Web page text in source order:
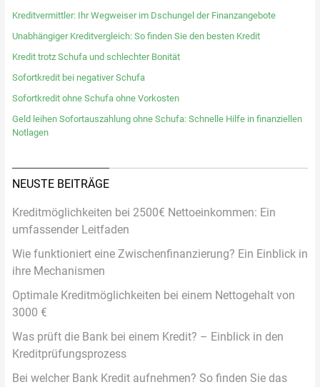
Kreditvermittler: Ihr Wegweiser im Dschungel der Finanzangebote
Unabhängiger Kreditvergleich: So finden Sie den besten Kredit
Kredit trotz Schufa und schlechter Bonität
Sofortkredit bei negativer Schufa
Sofortkredit ohne Schufa ohne Vorkosten
Geld leihen Sofortauszahlung ohne Schufa: Schnelle Hilfe in finanziellen
Notlagen
NEUSTE BEITRÄGE
Kreditmöglichkeiten bei 2500€ Nettoeinkommen: Ein
umfassender Leitfaden
Wie funktioniert eine Zwischenfinanzierung? Ein Einblick in
ihre Mechanismen
Optimale Kreditmöglichkeiten bei einem Nettogehalt von
3000 €
Was prüft die Bank bei einem Kredit? – Einblick in den
Kreditprüfungsprozess
Bei welcher Bank Kredit aufnehmen? So finden Sie das